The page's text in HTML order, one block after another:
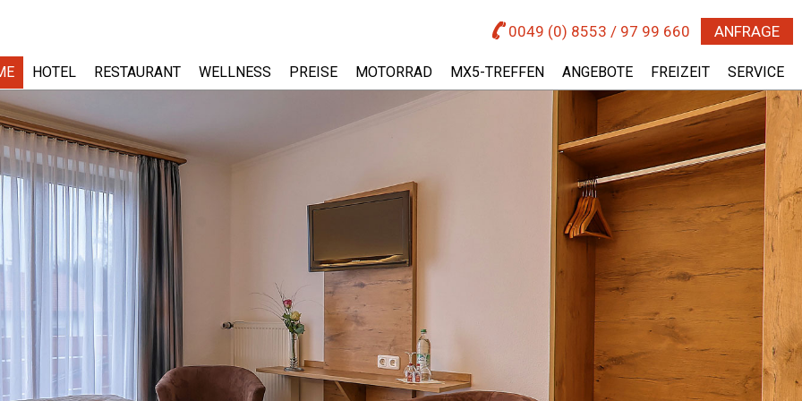
0049 (0) 8553 / 97 99 660 ANFRAGE
HOTEL RESTAURANT WELLNESS PREISE MOTORRAD MX5-TREFFEN ANGEBOTE FREIZEIT SERVICE